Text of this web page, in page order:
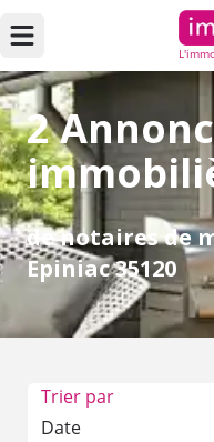
2
de notaires de
Epiniac 35120
Trier par
Date